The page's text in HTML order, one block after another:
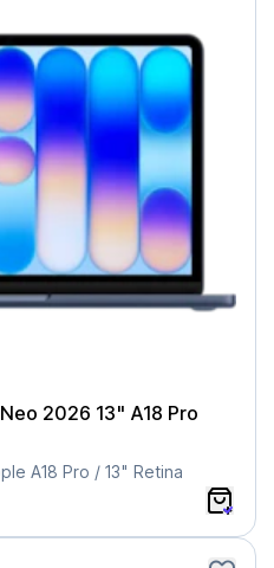
2026 13" A18 Pro
A18 Pro / 13" Retina